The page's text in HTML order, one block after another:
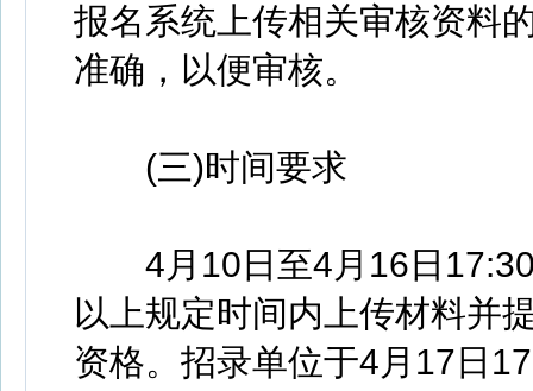
报名系统上传相关审核资料
准确，以便审核。
(三)时间要求
4月10日至4月16日17:30
以上规定时间内上传材料并
资格。招录单位于4月17日